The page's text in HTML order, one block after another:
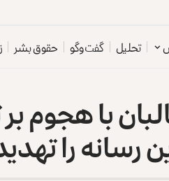
تحلیل گفت‌وگو حقوق بشر
با هجوم
رسانه را